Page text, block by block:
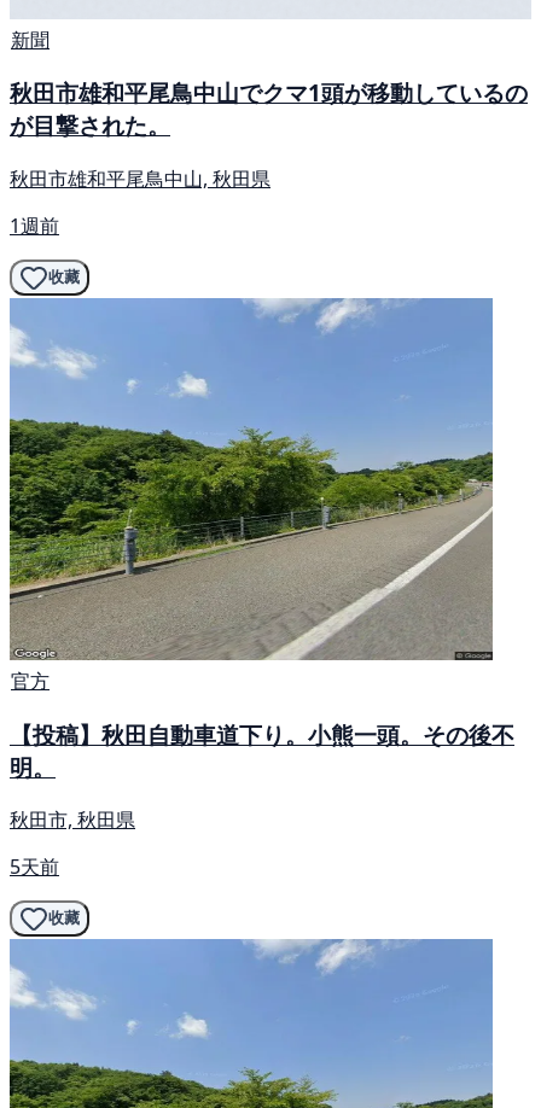
新聞
秋田市雄和平尾鳥中山でクマ1頭が移動しているの
が目撃された。
秋田市雄和平尾鳥中山, 秋田県
1週前
收藏
官方
【投稿】秋田自動車道下り。小熊一頭。その後不
明。
秋田市, 秋田県
5天前
收藏